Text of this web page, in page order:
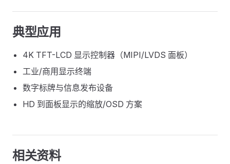
典型应用
4K TFT-LCD 显示控制器（MIPI/LVDS 面板）
工业/商用显示终端
数字标牌与信息发布设备
HD 到面板显示的缩放/OSD 方案
相关资料